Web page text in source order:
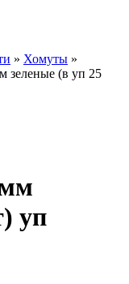
» Хомуты »
зеленые (в уп 25
уп